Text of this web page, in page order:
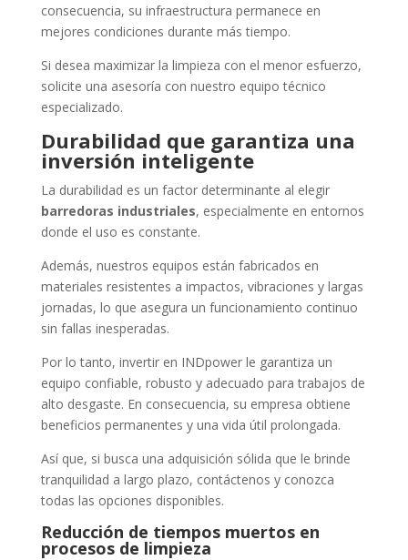
consecuencia, su infraestructura permanece en
mejores condiciones durante más tiempo.
Si desea maximizar la limpieza con el menor esfuerzo,
solicite una asesoría con nuestro equipo técnico
especializado.
Durabilidad que garantiza una
inversión inteligente
La durabilidad es un factor determinante al elegir
barredoras industriales, especialmente en entornos
donde el uso es constante.
Además, nuestros equipos están fabricados en
materiales resistentes a impactos, vibraciones y largas
jornadas, lo que asegura un funcionamiento continuo
sin fallas inesperadas.
Por lo tanto, invertir en INDpower le garantiza un
equipo confiable, robusto y adecuado para trabajos de
alto desgaste. En consecuencia, su empresa obtiene
beneficios permanentes y una vida útil prolongada.
Así que, si busca una adquisición sólida que le brinde
tranquilidad a largo plazo, contáctenos y conozca
todas las opciones disponibles.
Reducción de tiempos muertos en
procesos de limpieza